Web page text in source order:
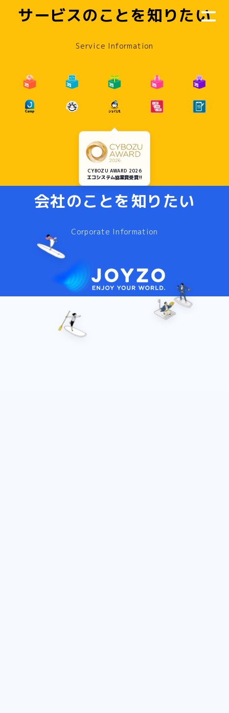
サービスのことを知りたい
Service Information
CYBOZU AWARD 2026
エコシステム協業賞受賞!!
会社のことを知りたい
Corporate Information